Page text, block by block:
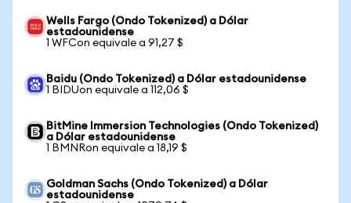
Wells Fargo (Ondo Tokenized) a Dólar
estadounidense
1 WFCon equivale a 91,27 $
Baidu (Ondo Tokenized) a Dólar estadounidense
1 BIDUon equivale a 112,06 $
BitMine Immersion Technologies (Ondo Tokenized)
a Dólar estadounidense
1 BMNRon equivale a 18,19 $
Goldman Sachs (Ondo Tokenized) a Dólar
estadounidense